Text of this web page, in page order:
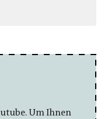
Um Ihnen